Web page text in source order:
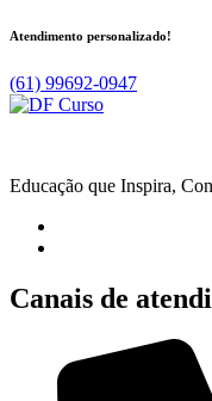
Atendimento personalizado!
(61) 99692-0947
Educação que Inspira,
Canais de